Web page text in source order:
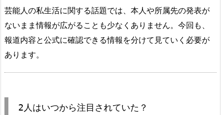
芸能人の私生活に関する話題では、本人や所属先の発表が
ないまま情報が広がることも少なくありません。今回も、
報道内容と公式に確認できる情報を分けて見ていく必要が
あります。
2人はいつから注目されていた？